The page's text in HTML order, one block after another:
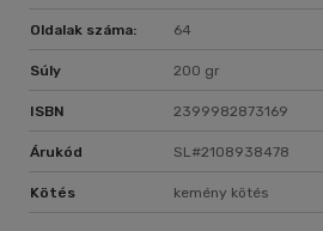
Oldalak száma: 64
Súly 200 gr
ISBN 2399982873169
Árukód SL#2108938478
Kötés kemény kötés